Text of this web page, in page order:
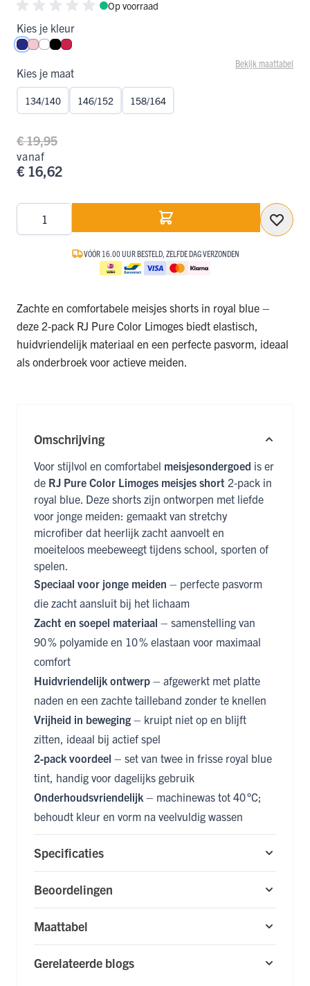
Op voorraad
Kies je kleur
Royal Blue
Roze
WitZwartRood
Bekijk maattabel
Kies je maat
134/140 146/152 158/164
€ 19,95
vanaf
€ 16,62
VÓÓR 16.00 UUR BESTELD, ZELFDE DAG VERZONDEN
Zachte en comfortabele meisjes shorts in royal blue –
deze 2‑pack RJ Pure Color Limoges biedt elastisch,
huidvriendelijk materiaal en een perfecte pasvorm, ideaal
als onderbroek voor actieve meiden.
Omschrijving
Voor stijlvol en comfortabel meisjesondergoed is er
de RJ Pure Color Limoges meisjes short 2‑pack in
royal blue. Deze shorts zijn ontworpen met liefde
voor jonge meiden: gemaakt van stretchy
microfiber dat heerlijk zacht aanvoelt en
moeiteloos meebeweegt tijdens school, sporten of
spelen.
Speciaal voor jonge meiden – perfecte pasvorm
die zacht aansluit bij het lichaam
Zacht en soepel materiaal – samenstelling van
90 % polyamide en 10 % elastaan voor maximaal
comfort
Huidvriendelijk ontwerp – afgewerkt met platte
naden en een zachte tailleband zonder te knellen
Vrijheid in beweging – kruipt niet op en blijft
zitten, ideaal bij actief spel
2‑pack voordeel – set van twee in frisse royal blue
tint, handig voor dagelijks gebruik
Onderhoudsvriendelijk – machinewas tot 40 °C;
behoudt kleur en vorm na veelvuldig wassen
Specificaties
Beoordelingen
Maattabel
Gerelateerde blogs